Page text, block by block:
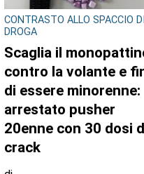
CONSIGLIO REGIONALE
A Palazzo Lascaris la
mostra “Romano
Gazzera. Nel regno dei
fiori giganti”